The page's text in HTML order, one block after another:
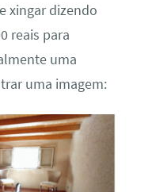
xingar dizendo
reais para
uma
uma imagem: